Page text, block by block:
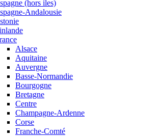
(hors iles)
Andalousie
Alsace
Aquitaine
Auvergne
Basse-Normandie
Bourgogne
Bretagne
Centre
Champagne-Ardenne
Corse
Franche-Comté